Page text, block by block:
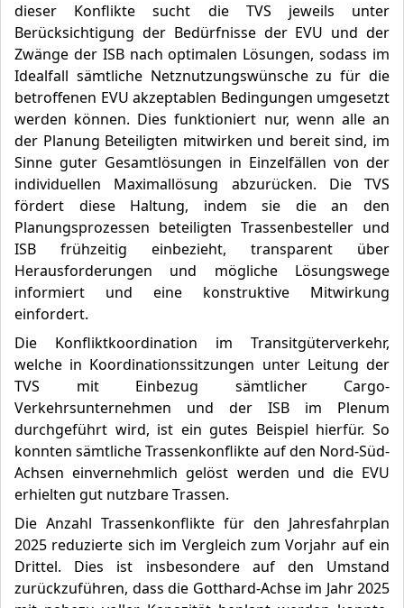
dieser Konflikte sucht die TVS jeweils unter
Berücksichtigung der Bedürfnisse der EVU und der
Zwänge der ISB nach optimalen Lösungen, sodass im
Idealfall sämtliche Netznutzungswünsche zu für die
betroffenen EVU akzeptablen Bedingungen umgesetzt
werden können. Dies funktioniert nur, wenn alle an
der Planung Beteiligten mitwirken und bereit sind, im
Sinne guter Gesamtlösungen in Einzelfällen von der
individuellen Maximallösung abzurücken. Die TVS
fördert diese Haltung, indem sie die an den
Planungsprozessen beteiligten Trassenbesteller und
ISB frühzeitig einbezieht, transparent über
Herausforderungen und mögliche Lösungswege
informiert und eine konstruktive Mitwirkung
einfordert.
Die Konfliktkoordination im Transitgüterverkehr,
welche in Koordinationssitzungen unter Leitung der
TVS mit Einbezug sämtlicher Cargo-
Verkehrsunternehmen und der ISB im Plenum
durchgeführt wird, ist ein gutes Beispiel hierfür. So
konnten sämtliche Trassenkonflikte auf den Nord-Süd-
Achsen einvernehmlich gelöst werden und die EVU
erhielten gut nutzbare Trassen.
Die Anzahl Trassenkonflikte für den Jahresfahrplan
2025 reduzierte sich im Vergleich zum Vorjahr auf ein
Drittel. Dies ist insbesondere auf den Umstand
zurückzuführen, dass die Gotthard-Achse im Jahr 2025